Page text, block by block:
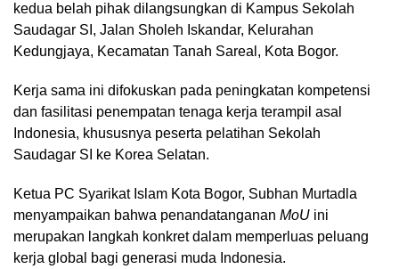
kedua belah pihak dilangsungkan di Kampus Sekolah
Saudagar SI, Jalan Sholeh Iskandar, Kelurahan
Kedungjaya, Kecamatan Tanah Sareal, Kota Bogor.
Kerja sama ini difokuskan pada peningkatan kompetensi
dan fasilitasi penempatan tenaga kerja terampil asal
Indonesia, khususnya peserta pelatihan Sekolah
Saudagar SI ke Korea Selatan.
Ketua PC Syarikat Islam Kota Bogor, Subhan Murtadla
menyampaikan bahwa penandatanganan MoU ini
merupakan langkah konkret dalam memperluas peluang
kerja global bagi generasi muda Indonesia.